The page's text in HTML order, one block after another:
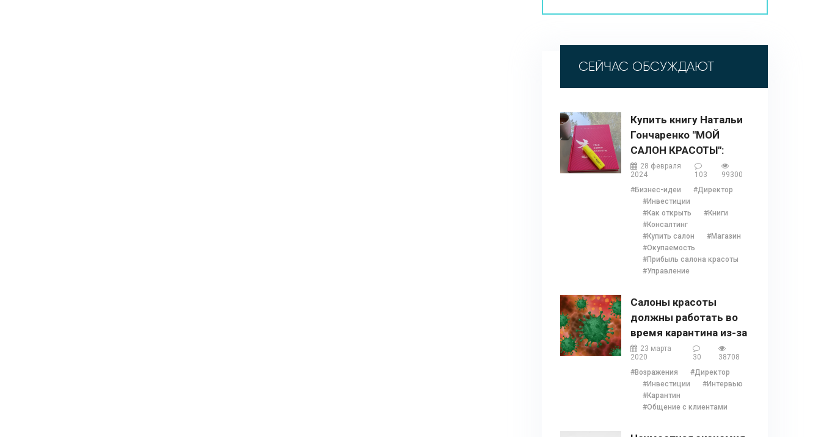
СЕЙЧАС ОБСУЖДАЮТ
Купить книгу Натальи
Гончаренко "МОЙ
САЛОН КРАСОТЫ":
описание, содержание,
отзывы, бонусы и 1
глава
28 февраля
2024
103
99300
#Бизнес-идеи
#Директор
#Инвестиции
#Как открыть
#Книги
#Консалтинг
#Купить салон
#Магазин
#Окупаемость
#Прибыль салона красоты
#Управление
Салоны красоты
должны работать во
время карантина из-за
COVID 19?
23 марта
2020
30
38708
#Возражения
#Директор
#Инвестиции
#Интервью
#Карантин
#Общение с клиентами